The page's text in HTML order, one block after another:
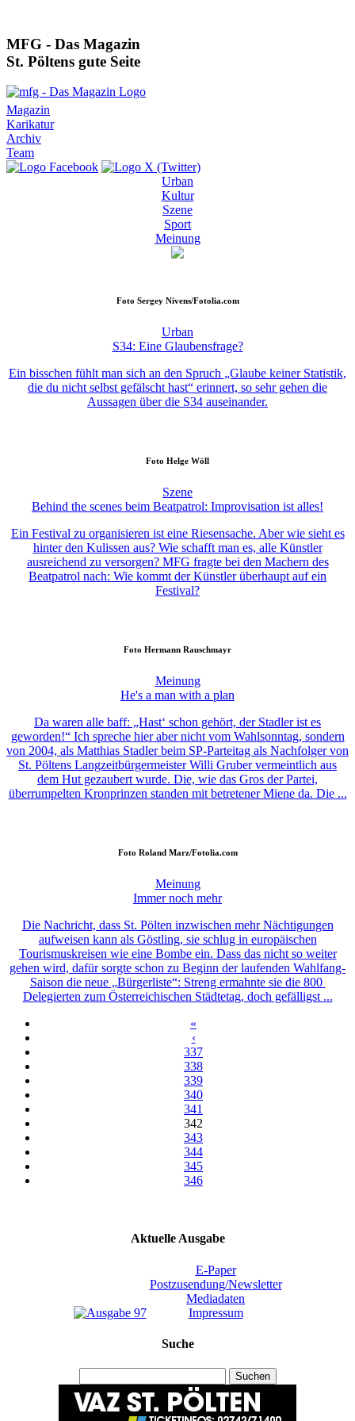
MFG - Das Magazin
St. Pöltens gute Seite
Magazin
Karikatur
Archiv
Team
Urban
Kultur
Szene
Sport
Meinung
Foto Sergey Nivens/Fotolia.com
Urban
S34: Eine Glaubensfrage?
Ein bisschen fühlt man sich an den Spruch „Glaube keiner Statistik,
die du nicht selbst gefälscht hast“ erinnert, so sehr gehen die
Aussagen über die S34 auseinander.
Foto Helge Wöll
Szene
Behind the scenes beim Beatpatrol: Improvisation ist alles!
Ein Festival zu organisieren ist eine Riesensache. Aber wie sieht es
hinter den Kulissen aus? Wie schafft man es, alle Künstler
ausreichend zu versorgen? MFG fragte bei den Machern des
Beatpatrol nach: Wie kommt der Künstler überhaupt auf ein
Festival?
Foto Hermann Rauschmayr
Meinung
He's a man with a plan
Da waren alle baff: „Hast‘ schon gehört, der Stadler ist es
geworden!“ Ich spreche hier aber nicht vom Wahlsonntag, sondern
von 2004, als Matthias Stadler beim SP-Parteitag als Nachfolger von
St. Pöltens Langzeitbürgermeister Willi Gruber vermeintlich aus
dem Hut gezaubert wurde. Die, wie das Gros der Partei,
überrumpelten Kronprinzen standen mit betretener Miene da. Die ...
Foto Roland Marz/Fotolia.com
Meinung
Immer noch mehr
Die Nachricht, dass St. Pölten inzwischen mehr Nächtigungen
aufweisen kann als Göstling, sie schlug in europäischen
Tourismuskreisen wie eine Bombe ein. Dass das nicht so weiter
gehen wird, dafür sorgte schon zu Beginn der laufenden Wahlfang-
Saison die neue „Bürgerliste“: Streng ermahnte sie die 800
Delegierten zum Österreichischen Städtetag, doch gefälligst ...
«
‹
337
338
339
340
341
342
343
344
345
346
Aktuelle Ausgabe
E-Paper
Postzusendung/Newsletter
Mediadaten
Impressum
Suche
Suchen